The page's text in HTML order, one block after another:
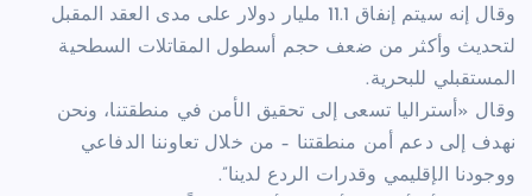
وقال إنه سيتم إنفاق 11.1 مليار دولار على مدى العقد المقبل
لتحديث وأكثر من ضعف حجم أسطول المقاتلات السطحية
المستقبلي للبحرية.
وقال «أستراليا تسعى إلى تحقيق الأمن في منطقتنا، ونحن
نهدف إلى دعم أمن منطقتنا – من خلال تعاوننا الدفاعي
ووجودنا الإقليمي وقدرات الردع لدينا”.